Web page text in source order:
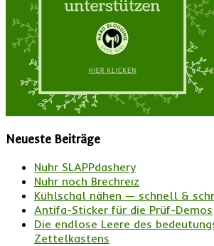
Neueste Beiträge
Nuhr SLAPPdashery
Nuhr noch Brechreiz
Kühlschal nähen — schnell &
Antifa-Sticker für die Prüf-Demos
Die endlose Leere des
Zettelkastens